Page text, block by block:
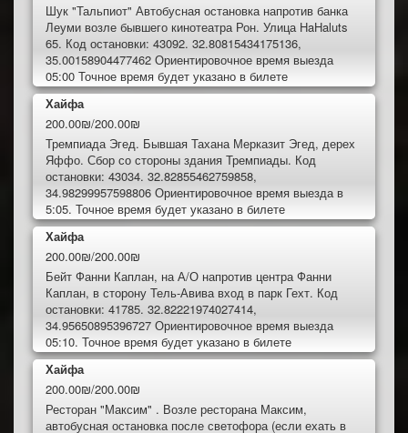
Шук "Тальпиот" Автобусная остановка напротив банка
Леуми возле бывшего кинотеатра Рон. Улица HaHaluts
65. Код остановки: 43092. 32.80815434175136,
35.00158904477462 Ориентировочное время выезда
05:00 Точное время будет указано в билете
Хайфа
200.00₪/200.00₪
Тремпиада Эгед. Бывшая Тахана Мерказит Эгед, дерех
Яффо. Сбор со стороны здания Тремпиады. Код
остановки: 43034. 32.82855462759858,
34.98299957598806 Ориентировочное время выезда в
5:05. Точное время будет указано в билете
Хайфа
200.00₪/200.00₪
Бейт Фанни Каплан, на А/О напротив центра Фанни
Каплан, в сторону Тель-Авива вход в парк Гехт. Код
остановки: 41785. 32.82221974027414,
34.95650895396727 Ориентировочное время выезда
05:10. Точное время будет указано в билете
Хайфа
200.00₪/200.00₪
Ресторан "Максим" . Возле ресторана Максим,
автобусная остановка после светофора (если ехать в